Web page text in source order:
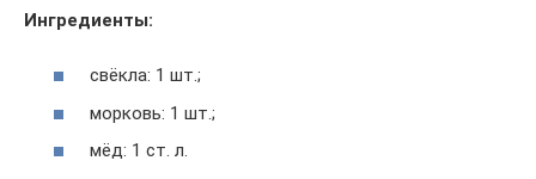
Ингредиенты:
свёкла: 1 шт.;
морковь: 1 шт.;
мёд: 1 ст. л.